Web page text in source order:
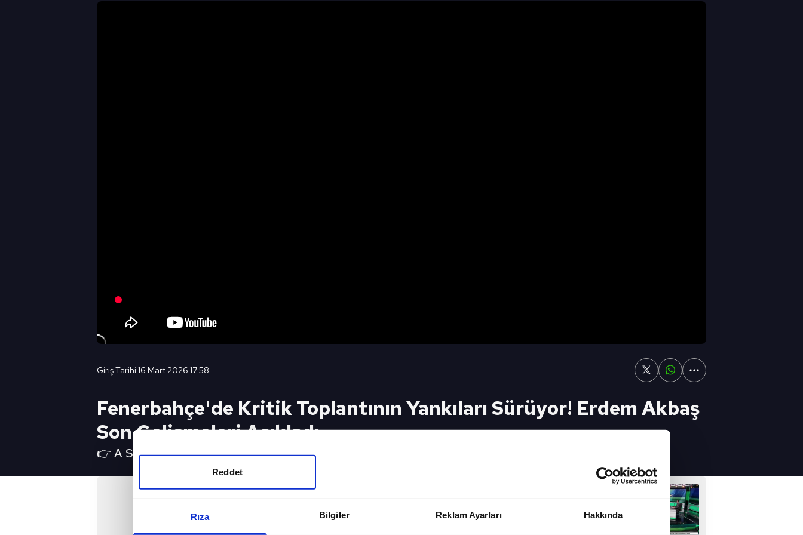
Rıza Bilgiler Reklam Ayarları Hakkında
Reddet
Giriş Tarihi:16 Mart 2026 17:58
Fenerbahçe'de Kritik Toplantının Yankıları Sürüyor! Erdem Akbaş
Son Gelişmeleri Açıkladı
👉 A SPOR YouTube Canlı Yayın İçin Tıkla